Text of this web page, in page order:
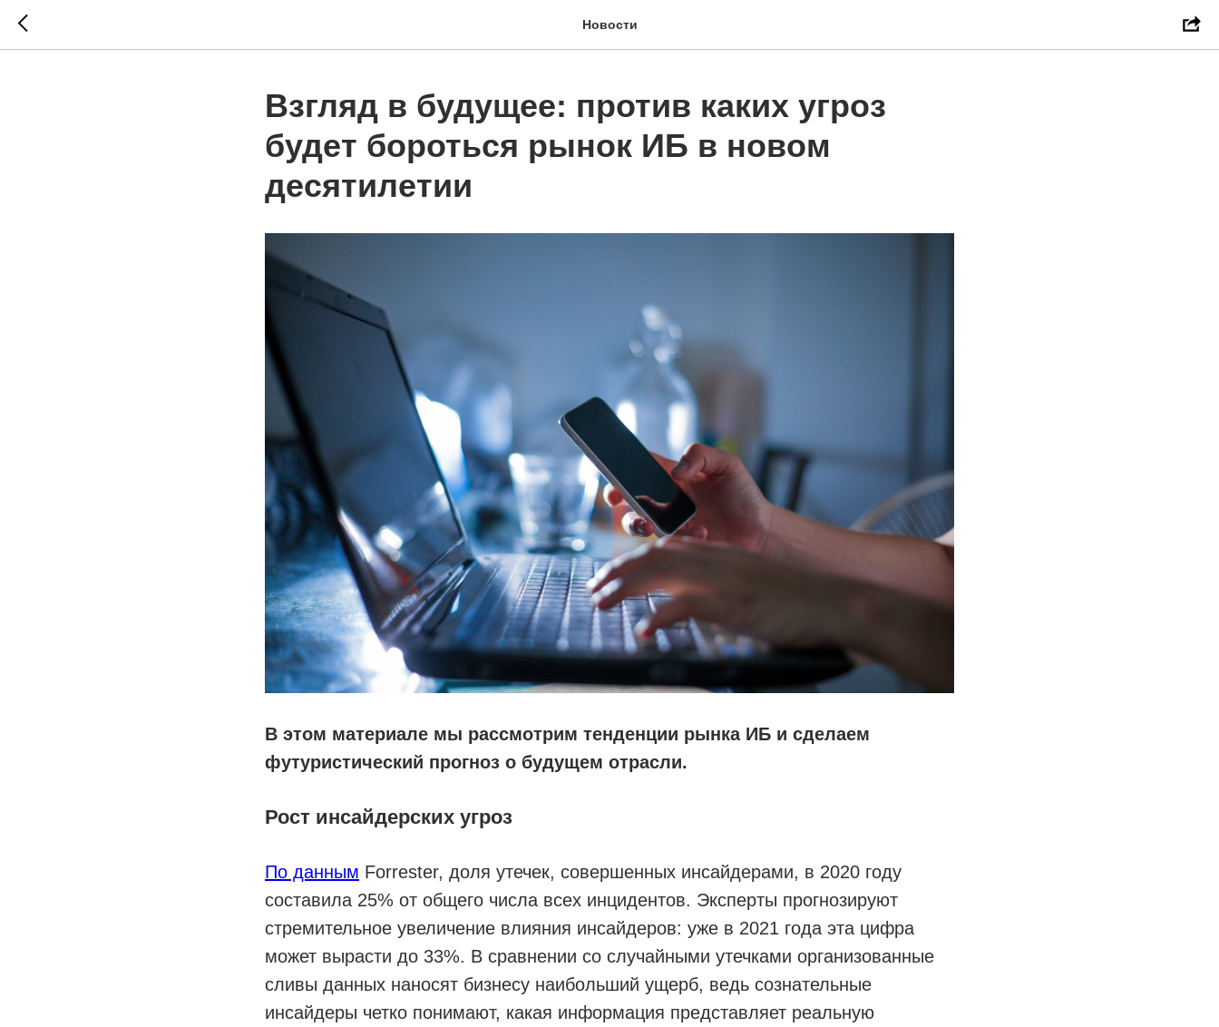
Новости
Взгляд в будущее: против каких угроз
будет бороться рынок ИБ в новом
десятилетии
В этом материале мы рассмотрим тенденции рынка ИБ и сделаем
футуристический прогноз о будущем отрасли.
Рост инсайдерских угроз
По данным Forrester, доля утечек, совершенных инсайдерами, в 2020 году
составила 25% от общего числа всех инцидентов. Эксперты прогнозируют
стремительное увеличение влияния инсайдеров: уже в 2021 года эта цифра
может вырасти до 33%. В сравнении со случайными утечками организованные
сливы данных наносят бизнесу наибольший ущерб, ведь сознательные
инсайдеры четко понимают, какая информация представляет реальную